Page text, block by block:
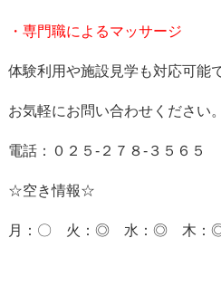
・専門職によるマッサージ
体験利用や施設見学も対応可能
お気軽にお問い合わせください。
電話：０２５-２７８-３５６
☆空き情報☆
月：〇 火：◎ 水：◎ 木